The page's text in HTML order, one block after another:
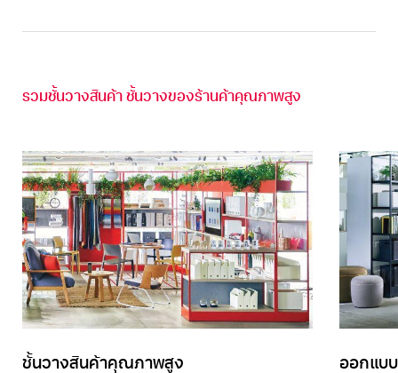
รวมชั้นวางสินค้า ชั้นวางของร้านค้าคุณภาพสูง
ชั้นวางสินค้าคุณภาพสูง
ออกแบ